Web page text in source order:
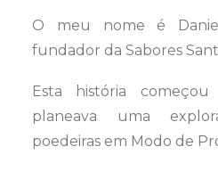
O meu nome é
fundador da Sabores
Esta história
planeava uma
poedeiras em Modo de